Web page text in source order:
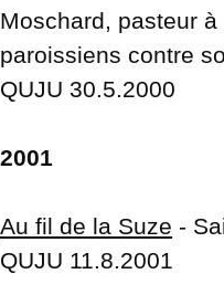
Moschard, pasteur
paroissiens contre
QUJU 30.5.2000
2001
Au fil de la Suze -
QUJU 11.8.2001